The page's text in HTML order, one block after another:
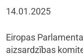
14.01.2025
Eiropas
aizsardzības